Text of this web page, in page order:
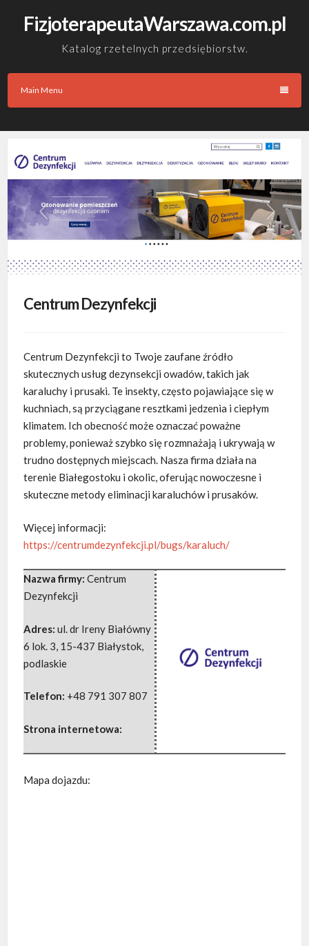
FizjoterapeutaWarszawa.com.pl
Katalog rzetelnych przedsiębiorstw.
Main Menu
Centrum Dezynfekcji
Centrum Dezynfekcji to Twoje zaufane źródło
skutecznych usług dezynsekcji owadów, takich jak
karaluchy i prusaki. Te insekty, często pojawiające sięw
kuchniach, są przyciągane resztkami jedzenia i ciepłym
klimatem. Ich obecność może oznaczać poważne
problemy, ponieważ szybko się rozmnażają i ukrywają w
trudno dostępnych miejscach. Nasza firma działa na
terenie Białegostoku i okolic, oferując nowoczesne i
skuteczne metody eliminacji karaluchów i prusaków.
Więcej informacji:
https://centrumdezynfekcji.pl/bugs/karaluch/
Nazwa firmy: Centrum
Dezynfekcji
Adres: ul. dr Ireny Białówny
6 lok. 3, 15-437 Białystok,
podlaskie
Telefon: +48 791 307 807
Strona internetowa:
Mapa dojazdu: